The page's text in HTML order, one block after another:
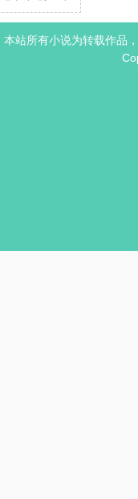
本站所有小说为转载作品